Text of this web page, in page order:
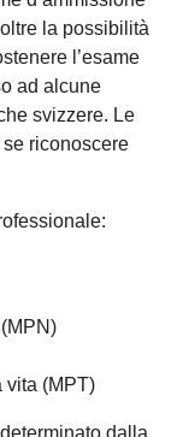
la possibilità
l’esame
ad alcune
svizzere. Le
riconoscere
vita (MPT)
dalla